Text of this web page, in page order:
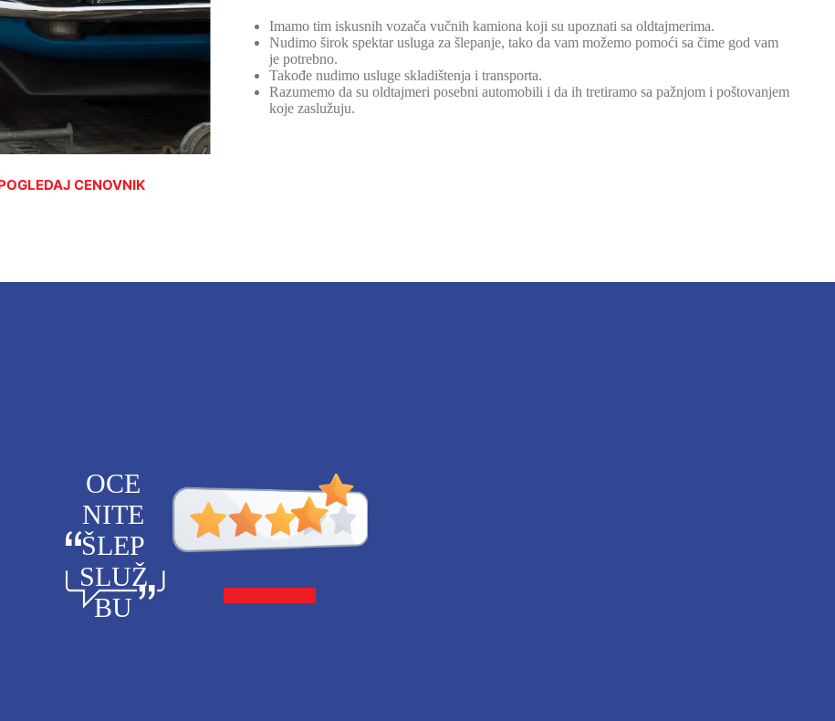
CENOVNIK
Imamo tim iskusnih vozača vučnih kamiona koji su upoznati sa oldtajmerima.
Nudimo širok spektar usluga za šlepanje, tako da vam možemo pomoći sa čime god vam
je potrebno.
Takođe nudimo usluge skladištenja i transporta.
Razumemo da su oldtajmeri posebni automobili i da ih tretiramo sa pažnjom i poštovanjem
koje zaslužuju.
OCE
NITE
ŠLEP
SLUŽ
BU